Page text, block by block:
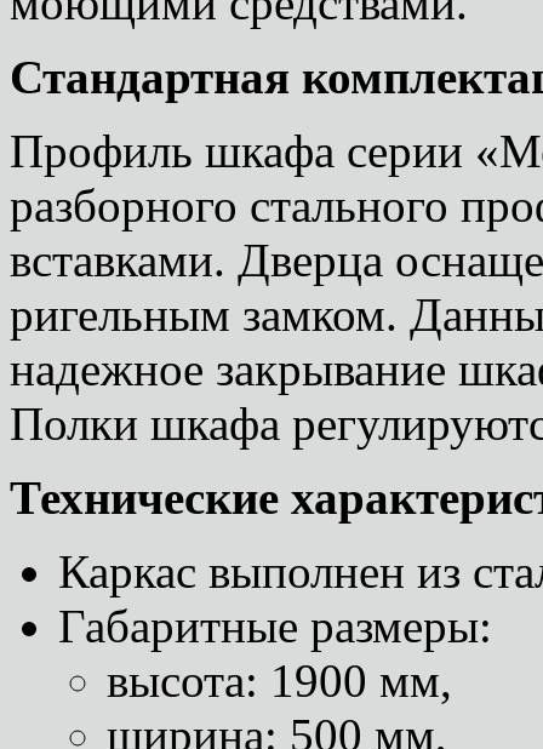
Стандартная
Профиль шкафа серии
разборного стального
вставками. Дверца
ригельным замком.
надежное закрывание
Полки шкафа
Технические
Каркас выполнен из
Габаритные размеры:
высота: 1900 мм,
ширина: 500 мм,